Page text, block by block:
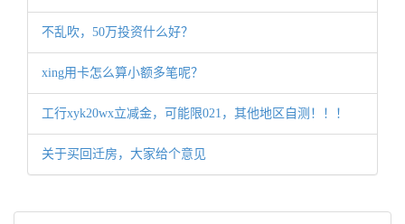
不乱吹，50万投资什么好？
xing用卡怎么算小额多笔呢？
工行xyk20wx立减金，可能限021，其他地区自测！！！
关于买回迁房，大家给个意见